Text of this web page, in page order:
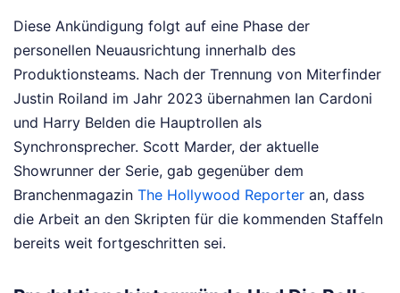
Diese Ankündigung folgt auf eine Phase der
personellen Neuausrichtung innerhalb des
Produktionsteams. Nach der Trennung von Miterfinder
Justin Roiland im Jahr 2023 übernahmen Ian Cardoni
und Harry Belden die Hauptrollen als
Synchronsprecher. Scott Marder, der aktuelle
Showrunner der Serie, gab gegenüber dem
Branchenmagazin The Hollywood Reporter an, dass
die Arbeit an den Skripten für die kommenden Staffeln
bereits weit fortgeschritten sei.